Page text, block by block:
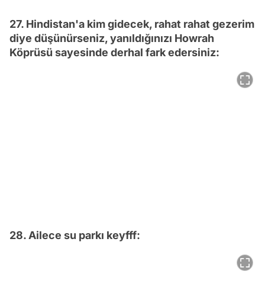
27. Hindistan'a kim gidecek, rahat rahat gezerim
diye düşünürseniz, yanıldığınızı Howrah
Köprüsü sayesinde derhal fark edersiniz:
28. Ailece su parkı keyfff: